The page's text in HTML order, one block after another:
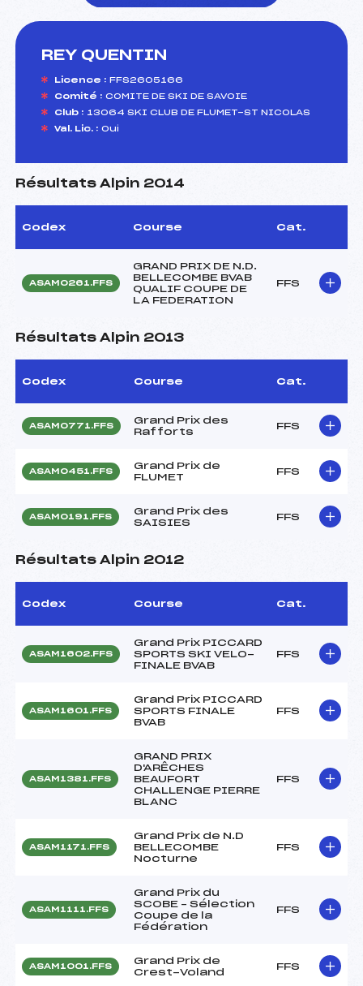
REY QUENTIN
Licence : FFS2605166
Comité : COMITE DE SKI DE SAVOIE
Club : 13064 SKI CLUB DE FLUMET-ST NICOLAS
Val. Lic. : Oui
Résultats Alpin 2014
Codex Course Cat.
ASAM0261.FFS
GRAND PRIX DE N.D.
BELLECOMBE BVAB
QUALIF COUPE DE
LA FEDERATION
FFS
Résultats Alpin 2013
Codex Course Cat.
ASAM0771.FFS
Grand Prix des
Rafforts
FFS
ASAM0451.FFS
Grand Prix de
FLUMET
FFS
ASAM0191.FFS
Grand Prix des
SAISIES
FFS
Résultats Alpin 2012
Codex Course Cat.
ASAM1602.FFS
Grand Prix PICCARD
SPORTS SKI VELO-
FINALE BVAB
FFS
ASAM1601.FFS
Grand Prix PICCARD
SPORTS FINALE
BVAB
FFS
ASAM1381.FFS
GRAND PRIX
D'ARÊCHES
BEAUFORT
CHALLENGE PIERRE
BLANC
FFS
ASAM1171.FFS
Grand Prix de N.D
BELLECOMBE
Nocturne
FFS
ASAM1111.FFS
Grand Prix du
SCOBE – Sélection
Coupe de la
Fédération
FFS
ASAM1001.FFS
Grand Prix de
Crest-Voland
FFS